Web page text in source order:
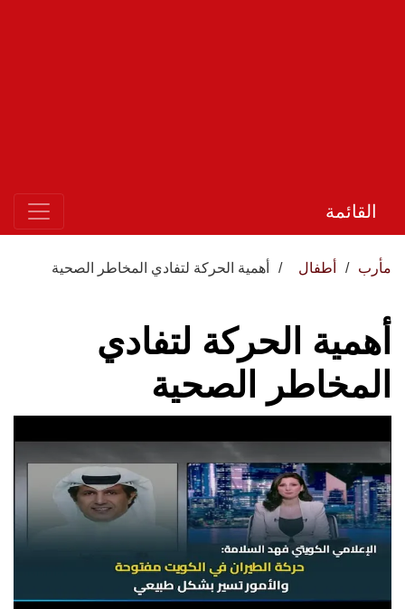
القائمة
مأرب أطفال أهمية الحركة لتفادي المخاطر الصحية
أهمية الحركة لتفادي
المخاطر الصحية